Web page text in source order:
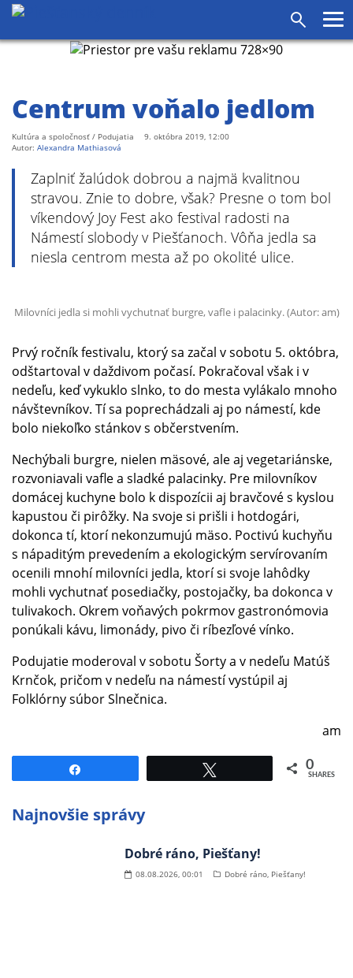
Centrum voňalo jedlom
Kultúra a spoločnosť / Podujatia
9. októbra 2019, 12:00
Autor: Alexandra Mathiasová
Zaplniť žalúdok dobrou a najmä kvalitnou
stravou. Znie to dobre, však? Presne o tom bol
víkendový Joy Fest ako festival radosti na
Námestí slobody v Piešťanoch. Vôňa jedla sa
niesla centrom mesta až po okolité ulice.
Milovníci jedla si mohli vychutnať burgre, vafle i palacinky. (Autor: am)
Prvý ročník festivalu, ktorý sa začal v sobotu 5. októbra,
odštartoval v daždivom počasí. Pokračoval však i v
nedeľu, keď vykuklo slnko, to do mesta vylákalo mnoho
návštevníkov. Tí sa poprechádzali aj po námestí, kde
bolo niekoľko stánkov s občerstvením.
Nechýbali burgre, nielen mäsové, ale aj vegetariánske,
rozvoniavali vafle a sladké palacinky. Pre milovníkov
domácej kuchyne bolo k dispozícii aj bravčové s kyslou
kapustou či pirôžky. Na svoje si prišli i hotdogári,
dokonca tí, ktorí nekonzumujú mäso. Poctivú kuchyňu
s nápaditým prevedením a ekologickým servírovaním
ocenili mnohí milovníci jedla, ktorí si svoje lahôdky
mohli vychutnať posediačky, postojačky, ba dokonca v
tulivakoch. Okrem voňavých pokrmov gastronómovia
ponúkali kávu, limonády, pivo či ríbezľové vínko.
Podujatie moderoval v sobotu Šorty a v nedeľu Matúš
Krnčok, pričom v nedeľu na námestí vystúpil aj
Folklórny súbor Slnečnica.
am
0
SHARES
Najnovšie správy
Dobré ráno, Piešťany!
08.08.2026, 00:01 Dobré ráno, Piešťany!